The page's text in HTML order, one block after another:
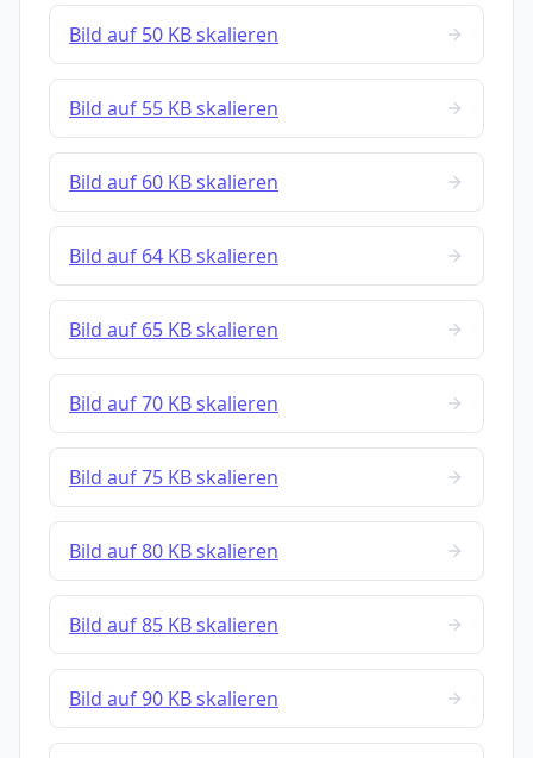
Bild auf 50 KB skalieren
Bild auf 55 KB skalieren
Bild auf 60 KB skalieren
Bild auf 64 KB skalieren
Bild auf 65 KB skalieren
Bild auf 70 KB skalieren
Bild auf 75 KB skalieren
Bild auf 80 KB skalieren
Bild auf 85 KB skalieren
Bild auf 90 KB skalieren